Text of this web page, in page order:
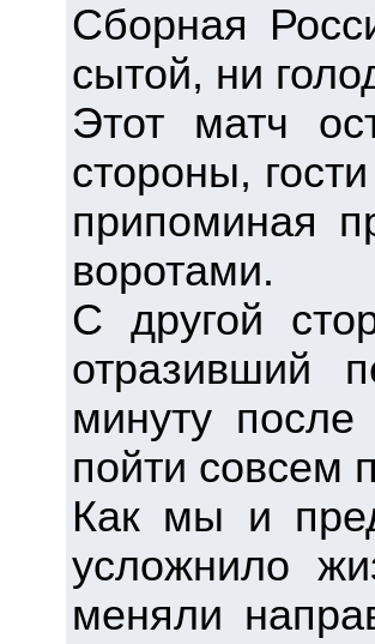
Сборная
сытой, ни
Этот матч
стороны,
припоминая
воротами.
С другой
отразивший
минуту
пойти совсем
Как мы и
усложнило
меняли